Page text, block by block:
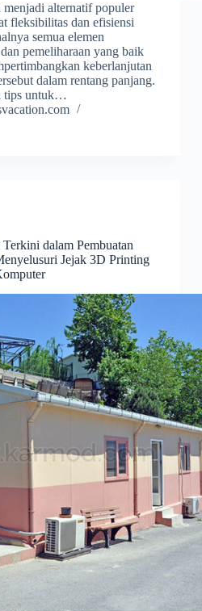
menjadi alternatif populer
fleksibilitas dan efisiensi
semua elemen
pemeliharaan yang baik
keberlanjutan
dalam rentang panjang.
tips untuk…
dalam Pembuatan
Jejak 3D Printing